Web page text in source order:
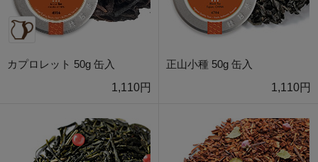
カプロレット 50g 缶入
1,110円
正山小種 50g 缶入
1,110円